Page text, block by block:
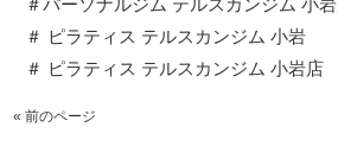
＃パーソナルジム テルスカンジム 小
＃ ピラティス テルスカンジム 小岩
＃ ピラティス テルスカンジム 小岩店
« 前のページ